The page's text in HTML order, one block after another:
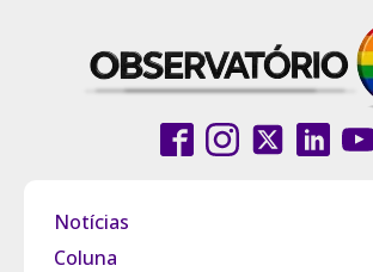
Notícias
Coluna